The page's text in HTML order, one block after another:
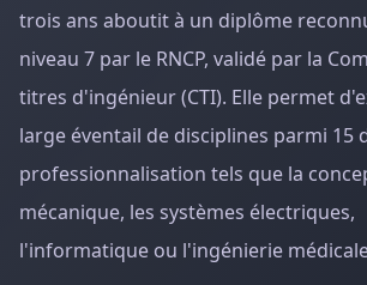
trois ans aboutit à un diplôme
niveau 7 par le RNCP, validé par la
titres d'ingénieur (CTI). Elle permet
large éventail de disciplines parmi 15
professionnalisation tels que la
mécanique, les systèmes électriques,
l'informatique ou l'ingénierie